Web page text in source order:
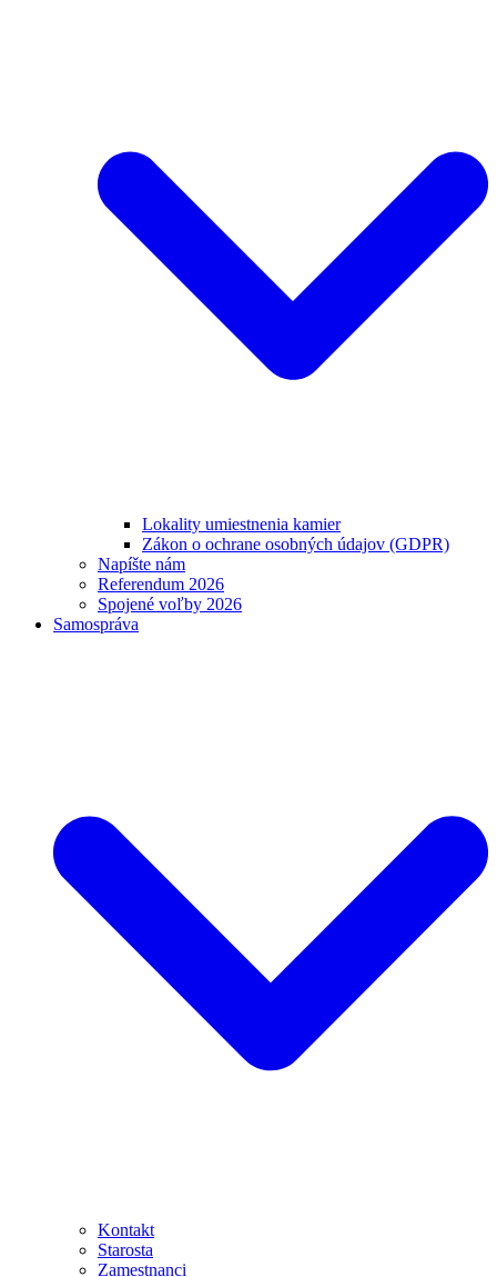
Lokality umiestnenia kamier
Zákon o ochrane osobných údajov (GDPR)
Napíšte nám
Referendum 2026
Spojené voľby 2026
Samospráva
Kontakt
Starosta
Zamestnanci